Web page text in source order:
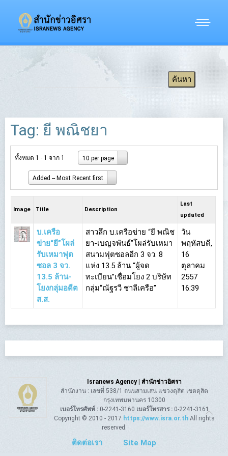
Tag: ยี พณิชยา
ทั้งหมด 1 - 1 จาก 1 10 per page
Added -- Most Recent first
Image Title Description
Last
updated
บ.เครือ
ข่าย“ยี”โผล่
รับเหมาฟุต
ซอล 3 จว.
13.5 ล้าน-
โยงกลุ่มอดีต
ส.ส.
สาวลึก บ.เครือข่าย “ยี พณิช
ยา-เบญจพันธ์”โผล่รับเหมา
สนามฟุตซอลอีก 3 จว. 8
แห่ง 13.5 ล้าน “ผู้จด
ทะเบียน”เชื่อมโยง 2 บริษัท
กลุ่ม“ณัฐรวี ชาลีเครือ”
วัน
พฤหัสบดี,
16
ตุลาคม
2557
16:39
Isranews Agency | สำนักข่าวอิศรา
สำนักงาน : เลขที่ 538/1 ถนนสามเสน แขวงดุสิต เขตดุสิต
กรุงเทพมหานคร 10300
เบอร์โทรศัพท์ :0-2241-3160 เบอร์โทรสาร :0-2241-3161
Copyright © 2010 - 2017 https://www.isra.or.th All rights
reserved.
ติดต่อเรา Site Map